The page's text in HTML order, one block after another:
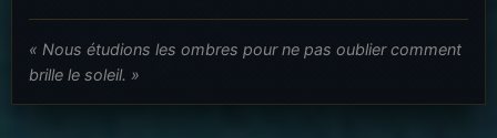
« Nous étudions les ombres pour ne pas oublier comment
brille le soleil. »